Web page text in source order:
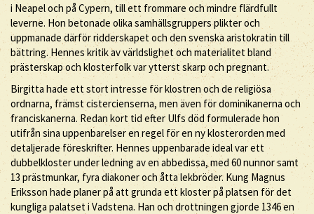
i Neapel och på Cypern, till ett frommare och mindre flärdfullt
leverne. Hon betonade olika samhällsgruppers plikter och
uppmanade därför ridderskapet och den svenska aristokratin till
bättring. Hennes kritik av världslighet och materialitet bland
prästerskap och klosterfolk var ytterst skarp och pregnant.
Birgitta hade ett stort intresse för klostren och de religiösa
ordnarna, främst cistercienserna, men även för dominikanerna och
franciskanerna. Redan kort tid efter Ulfs död formulerade hon
utifrån sina uppenbarelser en regel för en ny klosterorden med
detaljerade föreskrifter. Hennes uppenbarade ideal var ett
dubbelkloster under ledning av en abbedissa, med 60 nunnor samt
13 prästmunkar, fyra diakoner och åtta lekbröder. Kung Magnus
Eriksson hade planer på att grunda ett kloster på platsen för det
kungliga palatset i Vadstena. Han och drottningen gjorde 1346 en